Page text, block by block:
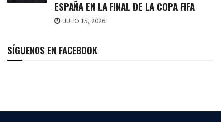
ESPAÑA EN LA FINAL DE LA COPA FIFA
JULIO 15, 2026
SÍGUENOS EN FACEBOOK